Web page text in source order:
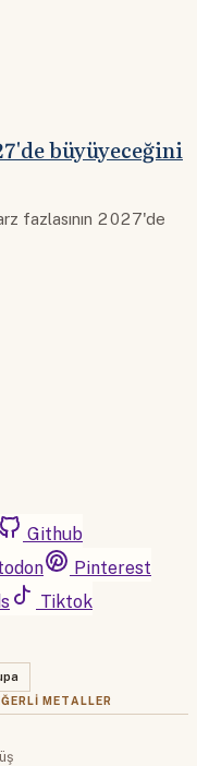
büyüyeceğini
fazlasının 2027'de
Github
Pinterest
Tiktok
METALLER